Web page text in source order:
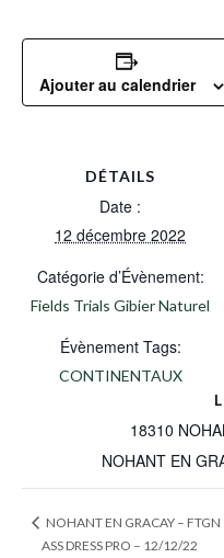
Ajouter au calendrier
DÉTAILS
Date :
12 décembre 2022
Catégorie d’Évènement:
Fields Trials Gibier Naturel
Évènement Tags:
CONTINENTAUX
18310
NOHANT EN
NOHANT EN GRACAY – FTGN
ASS DRESS PRO – 12/12/22